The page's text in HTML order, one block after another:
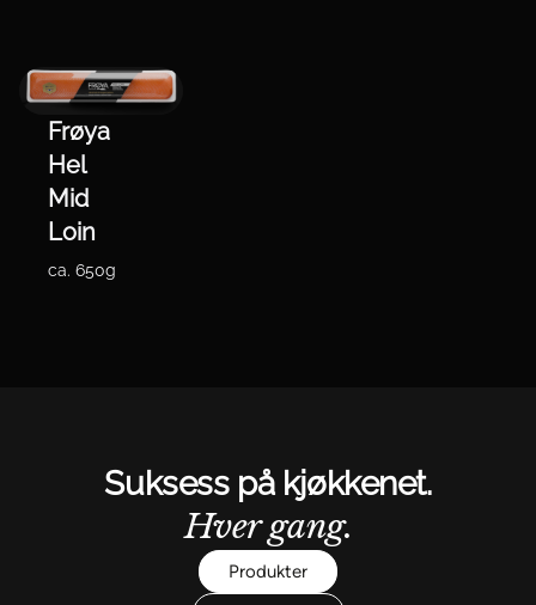
Frøya
Hel
Mid
Loin
ca. 650g
Suksess på kjøkkenet.
Hver gang.
Produkter